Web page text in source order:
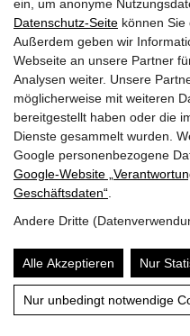
ein, um anonyme
Datenschutz-Seite können Sie
Außerdem geben wir
Webseite an unsere Partner
Analysen weiter. Unsere
möglicherweise mit weiteren
bereitgestellt haben oder die
Dienste gesammelt wurden.
Google personenbezogene
Google‑Website
Geschäftsdaten“
Andere Dritte
Alle Akzeptieren Nur
Nur unbedingt notwendige
Inhalt
5 Kreuz-Enzian
im Sommer.
10 Küchenschellen
mit blauvioletten
fedrigen Fruchtständen,